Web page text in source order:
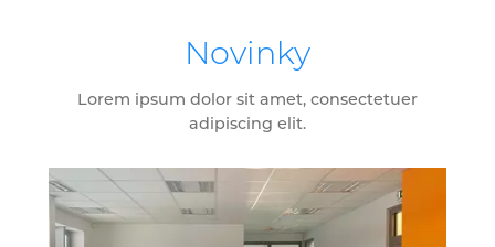
Novinky
Lorem ipsum dolor sit amet, consectetuer
adipiscing elit.